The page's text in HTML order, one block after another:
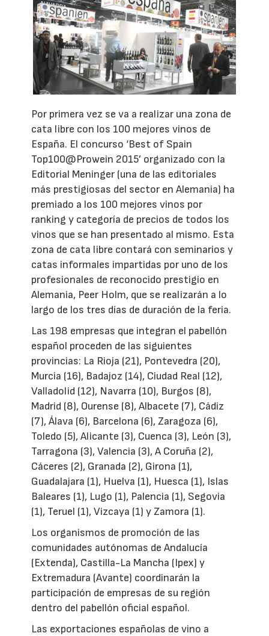
Por primera vez se va a realizar una zona de
cata libre con los 100 mejores vinos de
España. El concurso ‘Best of Spain
Top100@Prowein 2015’ organizado con la
Editorial Meninger (una de las editoriales
más prestigiosas del sector en Alemania) ha
premiado a los 100 mejores vinos por
ranking y categoría de precios de todos los
vinos que se han presentado al mismo. Esta
zona de cata libre contará con seminarios y
catas informales impartidas por uno de los
profesionales de reconocido prestigio en
Alemania, Peer Holm, que se realizarán a lo
largo de los tres días de duración de la feria.
Las 198 empresas que integran el pabellón
español proceden de las siguientes
provincias: La Rioja (21), Pontevedra (20),
Murcia (16), Badajoz (14), Ciudad Real (12),
Valladolid (12), Navarra (10), Burgos (8),
Madrid (8), Ourense (8), Albacete (7), Cádiz
(7), Álava (6), Barcelona (6), Zaragoza (6),
Toledo (5), Alicante (3), Cuenca (3), León (3),
Tarragona (3), Valencia (3), A Coruña (2),
Cáceres (2), Granada (2), Girona (1),
Guadalajara (1), Huelva (1), Huesca (1), Islas
Baleares (1), Lugo (1), Palencia (1), Segovia
(1), Teruel (1), Vizcaya (1) y Zamora (1).
Los organismos de promoción de las
comunidades autónomas de Andalucía
(Extenda), Castilla-La Mancha (Ipex) y
Extremadura (Avante) coordinarán la
participación de empresas de su región
dentro del pabellón oficial español.
Las exportaciones españolas de vino a